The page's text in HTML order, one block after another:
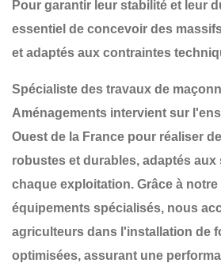
Pour garantir leur stabilité et leur
essentiel de concevoir des
et adaptés aux contraintes
Spécialiste des travaux de
Aménagements intervient sur
Ouest de la France pour réaliser
robustes et durables, adaptés
chaque exploitation. Grâce à
équipements spécialisés, nous
agriculteurs dans l'installation de
optimisées, assurant une